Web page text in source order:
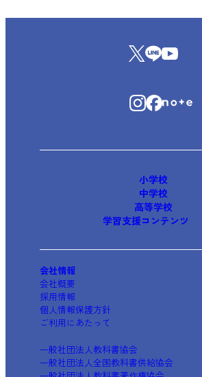
小学校
中学校
高等学校
学習支援コンテンツ
会社情報
会社概要
採用情報
個人情報保護方針
ご利用にあたって
一般社団法人教科書協会
一般社団法人全国教科書供給協会